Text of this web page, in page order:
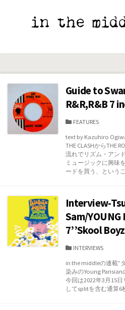
ツ
ス
Guide to
R&R,R&B 7
カ
ゴ
リ
ー
FEATURES
text by Kazuhiro
THE CLASHからTHE
流れでリズム・アン
ミュージックに興味
ードを買う、という
Interview-
Sam/YOUNG
7’’Skool
カ
ゴ
リ
ー
INTERVIEWS
in the middleの連載”
染みのYoung Parisian
今回は2022年3月15
してsplitを含む通算6